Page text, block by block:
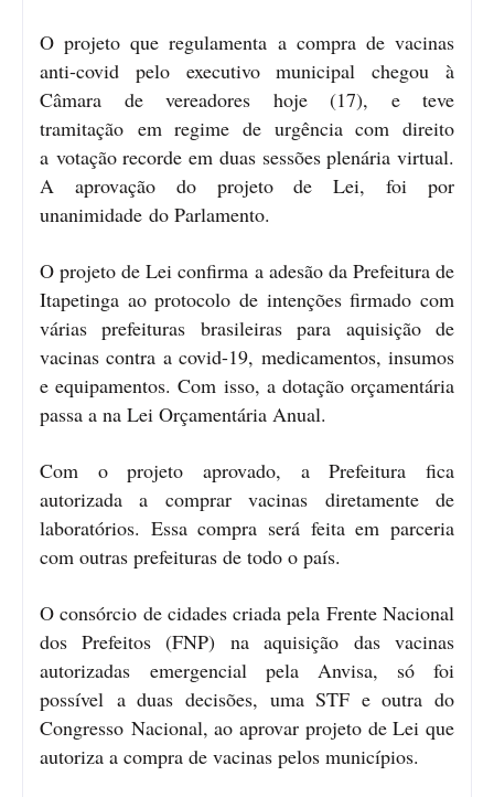
O projeto que regulamenta a compra de vacinas
anti-covid pelo executivo municipal chegou à
Câmara de vereadores hoje (17), e teve
tramitação em regime de urgência com direito
a votação recorde em duas sessões plenária virtual.
A aprovação do projeto de Lei, foi por
unanimidade do Parlamento.
O projeto de Lei confirma a adesão da Prefeitura de
Itapetinga ao protocolo de intenções firmado com
várias prefeituras brasileiras para aquisição de
vacinas contra a covid-19, medicamentos, insumos
e equipamentos. Com isso, a dotação orçamentária
passa a na Lei Orçamentária Anual.
Com o projeto aprovado, a Prefeitura fica
autorizada a comprar vacinas diretamente de
laboratórios. Essa compra será feita em parceria
com outras prefeituras de todo o país.
O consórcio de cidades criada pela Frente Nacional
dos Prefeitos (FNP) na aquisição das vacinas
autorizadas emergencial pela Anvisa, só foi
possível a duas decisões, uma STF e outra do
Congresso Nacional, ao aprovar projeto de Lei que
autoriza a compra de vacinas pelos municípios.